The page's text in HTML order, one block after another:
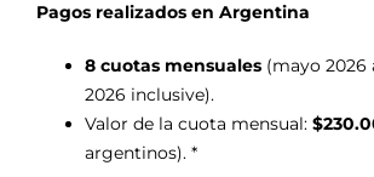
Pagos realizados en Argentina
8 cuotas mensuales (mayo 2026
2026 inclusive).
Valor de la cuota mensual:
argentinos). *